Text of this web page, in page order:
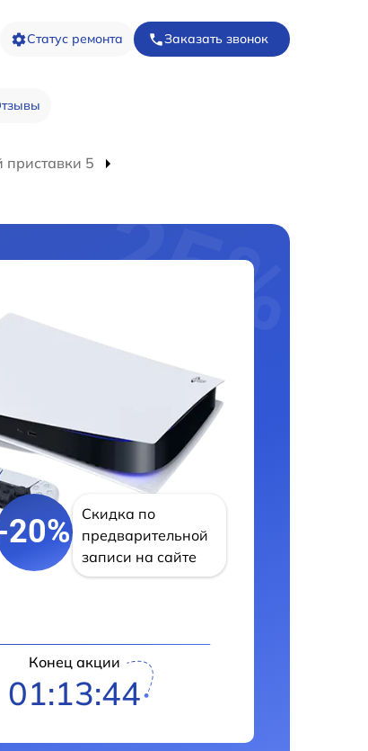
Статус ремонта Заказать звонок
приставки 5
20%
Скидка по
предварительной
записи на сайте
Конец акции
01:13:43